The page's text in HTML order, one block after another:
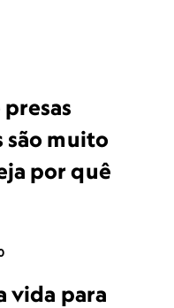
são muito
por quê
vida para